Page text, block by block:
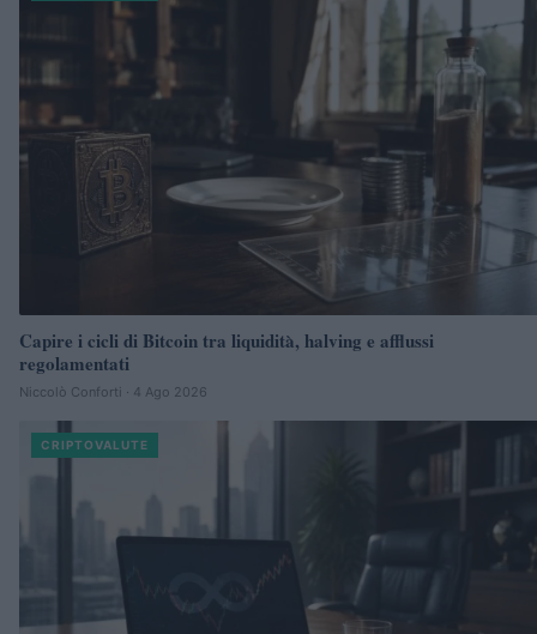
Capire i cicli di Bitcoin tra liquidità, halving e afflussi
regolamentati
Niccolò Conforti · 4 Ago 2026
CRIPTOVALUTE